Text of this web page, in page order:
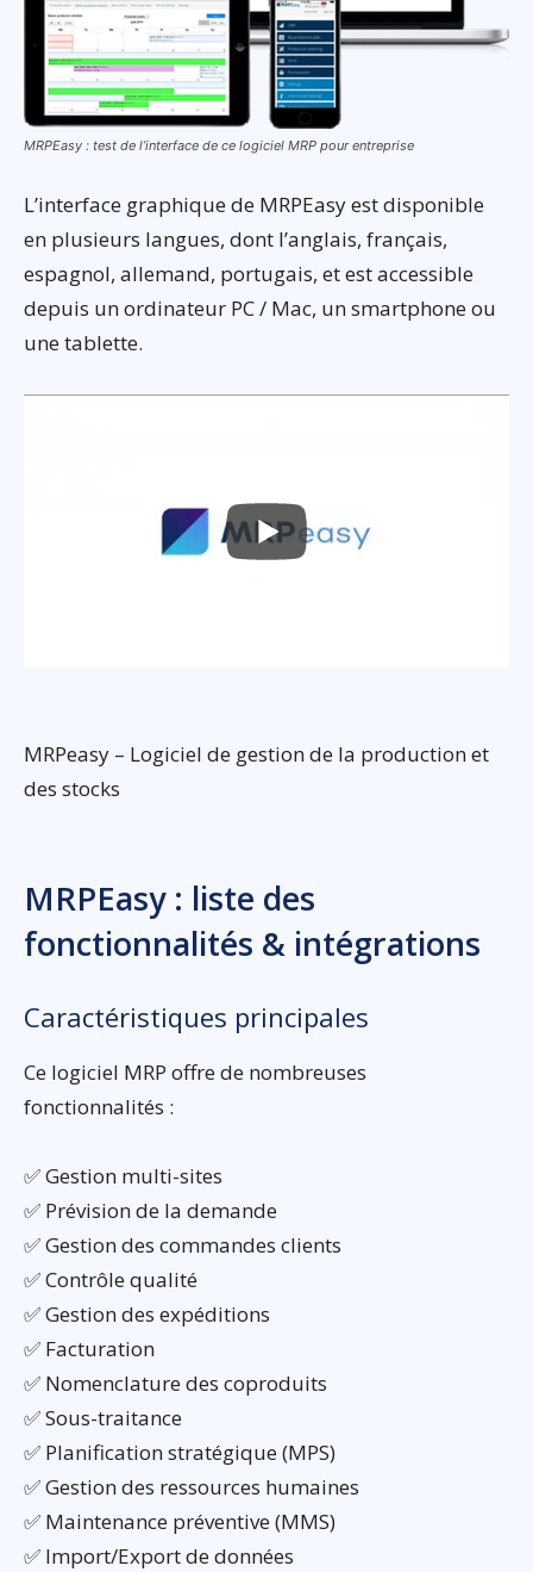
MRPEasy : test de l’interface de ce logiciel MRP pour entreprise
L’interface graphique de MRPEasy est disponible
en plusieurs langues, dont l’anglais, français,
espagnol, allemand, portugais, et est accessible
depuis un ordinateur PC / Mac, un smartphone ou
une tablette.
MRPeasy – Logiciel de gestion de la production et
des stocks
MRPEasy : liste des
fonctionnalités & intégrations
Caractéristiques principales
Ce logiciel MRP offre de nombreuses
fonctionnalités :
✅ Gestion multi-sites
✅ Prévision de la demande
✅ Gestion des commandes clients
✅ Contrôle qualité
✅ Gestion des expéditions
✅ Facturation
✅ Nomenclature des coproduits
✅ Sous-traitance
✅ Planification stratégique (MPS)
✅ Gestion des ressources humaines
✅ Maintenance préventive (MMS)
✅ Import/Export de données